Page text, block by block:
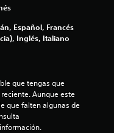
e
6
0
Español, Francés
Inglés, Italiano
que tengas que
Aunque este
que falten algunas de